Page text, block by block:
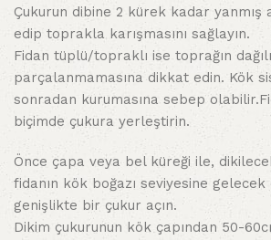
Çukurun dibine 2 kürek kadar yanmış
edip toprakla karışmasını sağlayın.
Fidan tüplü/topraklı ise toprağın
parçalanmamasına dikkat edin. Kök
sonradan kurumasına sebep
biçimde çukura yerleştirin.
Önce çapa veya bel küreği ile,
fidanın kök boğazı seviyesine
genişlikte bir çukur açın.
Dikim çukurunun kök çapından 50-